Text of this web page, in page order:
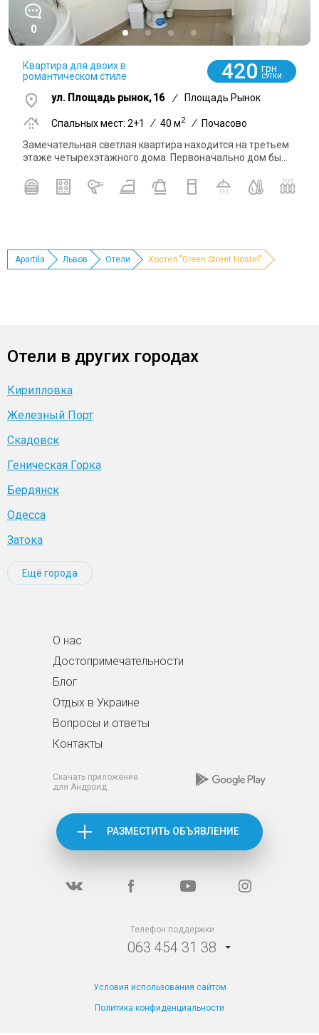
0
Квартира для двоих в
романтическом стиле
420 грн
СУТКИ
ул. Площадь рынок, 16 / Площадь Рынок
Спальных мест: 2+1 / 40 м2 / Почасово
Замечательная светлая квартира находится на третьем
этаже четырехэтажного дома. Первоначально дом бы...
Apartila Львов Отели Хостел "Green Street Hostel"
Отели в других городах
Кирилловка
Железный Порт
Скадовск
Геническая Горка
Бердянск
Одесса
Затока
Ещё города
О нас
Достопримечательности
Блог
Отдых в Украине
Вопросы и ответы
Контакты
Скачать приложение
для Андроид
РАЗМЕСТИТЬ ОБЪЯВЛЕНИЕ
Телефон поддержки
063 454 31 38
Условия использования сайтом
Политика конфиденциальности